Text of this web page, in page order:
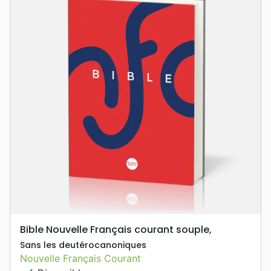
Bible Nouvelle Français courant souple,
Sans les deutérocanoniques
Nouvelle Français Courant